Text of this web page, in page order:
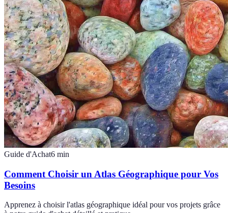
Guide d'Achat6 min
Comment Choisir un Atlas Géographique pour Vos
Besoins
Apprenez à choisir l'atlas géographique idéal pour vos projets grâce